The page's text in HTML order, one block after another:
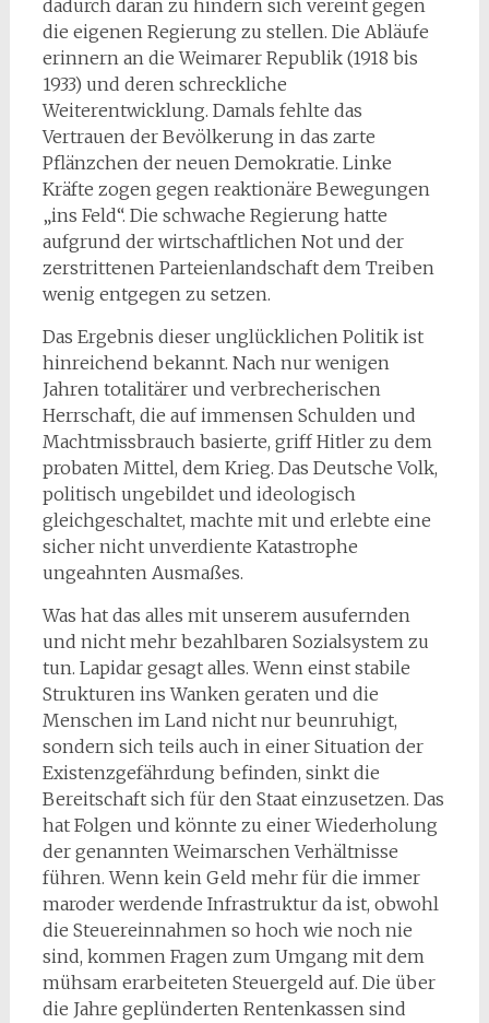
dadurch daran zu hindern sich vereint gegen
die eigenen Regierung zu stellen. Die Abläufe
erinnern an die Weimarer Republik (1918 bis
1933) und deren schreckliche
Weiterentwicklung. Damals fehlte das
Vertrauen der Bevölkerung in das zarte
Pflänzchen der neuen Demokratie. Linke
Kräfte zogen gegen reaktionäre Bewegungen
„ins Feld“. Die schwache Regierung hatte
aufgrund der wirtschaftlichen Not und der
zerstrittenen Parteienlandschaft dem Treiben
wenig entgegen zu setzen.
Das Ergebnis dieser unglücklichen Politik ist
hinreichend bekannt. Nach nur wenigen
Jahren totalitärer und verbrecherischen
Herrschaft, die auf immensen Schulden und
Machtmissbrauch basierte, griff Hitler zu dem
probaten Mittel, dem Krieg. Das Deutsche Volk,
politisch ungebildet und ideologisch
gleichgeschaltet, machte mit und erlebte eine
sicher nicht unverdiente Katastrophe
ungeahnten Ausmaßes.
Was hat das alles mit unserem ausufernden
und nicht mehr bezahlbaren Sozialsystem zu
tun. Lapidar gesagt alles. Wenn einst stabile
Strukturen ins Wanken geraten und die
Menschen im Land nicht nur beunruhigt,
sondern sich teils auch in einer Situation der
Existenzgefährdung befinden, sinkt die
Bereitschaft sich für den Staat einzusetzen. Das
hat Folgen und könnte zu einer Wiederholung
der genannten Weimarschen Verhältnisse
führen. Wenn kein Geld mehr für die immer
maroder werdende Infrastruktur da ist, obwohl
die Steuereinnahmen so hoch wie noch nie
sind, kommen Fragen zum Umgang mit dem
mühsam erarbeiteten Steuergeld auf. Die über
die Jahre geplünderten Rentenkassen sind